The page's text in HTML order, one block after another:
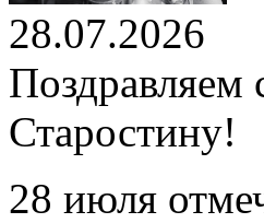
28.07.2026
Поздравляем
Старостину!
28 июля